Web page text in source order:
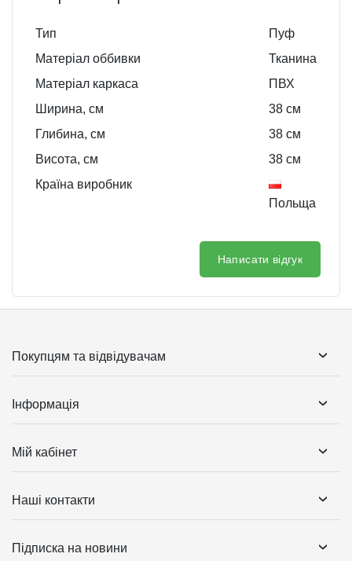
Тип
Пуф
Матеріал оббивки
Тканина
Матеріал каркаса
ПВХ
Ширина, см
38 см
Глибина, см
38 см
Висота, см
38 см
Країна виробник
Польща
Написати відгук
Покупцям та відвідувачам
Інформація
Мій кабінет
Наші контакти
Підписка на новини